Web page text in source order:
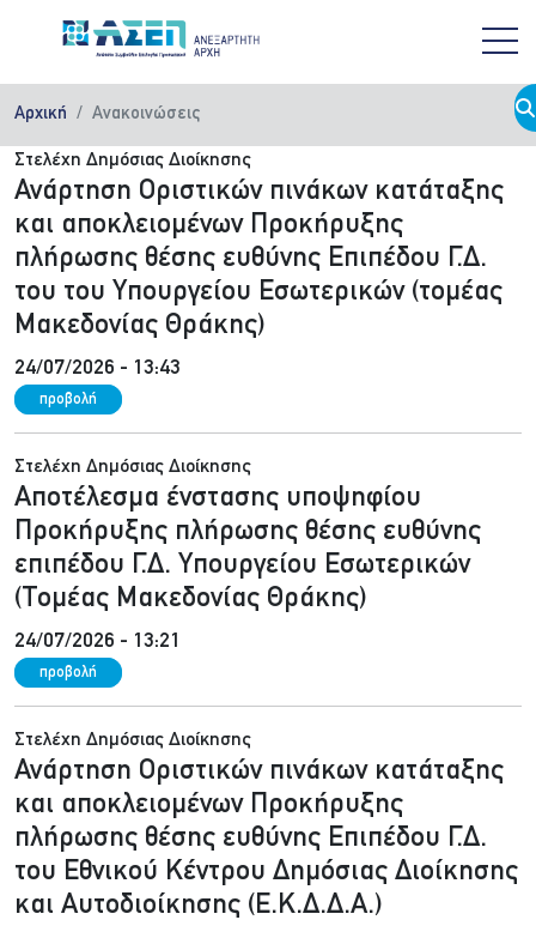
Αρχική Ανακοινώσεις
Στελέχη Δημόσιας Διοίκησης
Ανάρτηση Οριστικών πινάκων κατάταξης
και αποκλειομένων Προκήρυξης
πλήρωσης θέσης ευθύνης Επιπέδου Γ.Δ.
του του Υπουργείου Εσωτερικών (τομέας
Μακεδονίας Θράκης)
24/07/2026 - 13:43
προβολή
Στελέχη Δημόσιας Διοίκησης
Αποτέλεσμα ένστασης υποψηφίου
Προκήρυξης πλήρωσης θέσης ευθύνης
επιπέδου Γ.Δ. Υπουργείου Εσωτερικών
(Τομέας Μακεδονίας Θράκης)
24/07/2026 - 13:21
προβολή
Στελέχη Δημόσιας Διοίκησης
Ανάρτηση Οριστικών πινάκων κατάταξης
και αποκλειομένων Προκήρυξης
πλήρωσης θέσης ευθύνης Επιπέδου Γ.Δ.
του Εθνικού Κέντρου Δημόσιας Διοίκησης
και Αυτοδιοίκησης (Ε.Κ.Δ.Δ.Α.)